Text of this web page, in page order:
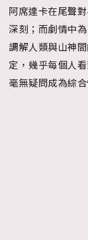
阿席達卡在尾聲
深刻；而劇情中
調解人類與山神
定，幾乎每個人
毫無疑問成為綜